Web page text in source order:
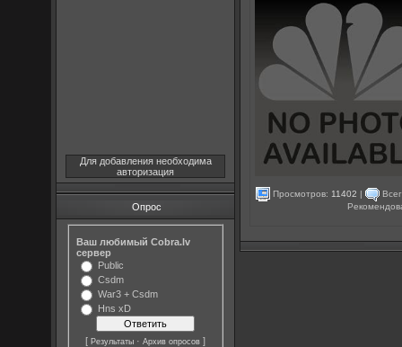
Для добавления необходима
авторизация
Опрос
Ваш любимый Cobra.lv
сервер
Public
Csdm
War3 + Csdm
Hns xD
[Результаты ·Архив опросов ]
Просмотров: 11402 |